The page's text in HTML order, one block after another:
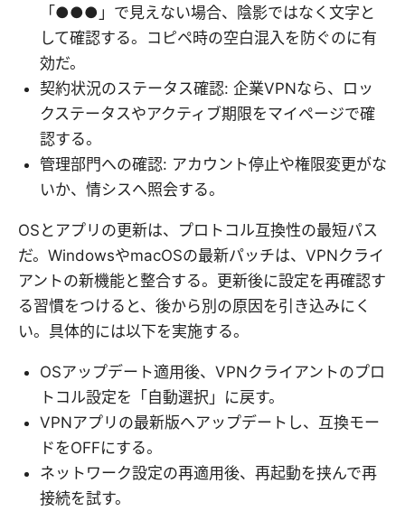
「●●●」で見えない場合、陰影ではなく文字と
して確認する。コピペ時の空白混入を防ぐのに有
効だ。
契約状況のステータス確認: 企業VPNなら、ロッ
クステータスやアクティブ期限をマイページで確
認する。
管理部門への確認: アカウント停止や権限変更がな
いか、情シスへ照会する。
OSとアプリの更新は、プロトコル互換性の最短パス
だ。WindowsやmacOSの最新パッチは、VPNクライ
アントの新機能と整合する。更新後に設定を再確認す
る習慣をつけると、後から別の原因を引き込みにく
い。具体的には以下を実施する。
OSアップデート適用後、VPNクライアントのプロ
トコル設定を「自動選択」に戻す。
VPNアプリの最新版へアップデートし、互換モー
ドをOFFにする。
ネットワーク設定の再適用後、再起動を挟んで再
接続を試す。